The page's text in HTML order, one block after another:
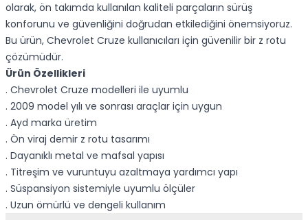
olarak, ön takımda kullanılan kaliteli parçaların sürüş
konforunu ve güvenliğini doğrudan etkilediğini önemsiyoruz.
Bu ürün, Chevrolet Cruze kullanıcıları için güvenilir bir z rotu
çözümüdür.
Ürün Özellikleri
. Chevrolet Cruze modelleri ile uyumlu
. 2009 model yılı ve sonrası araçlar için uygun
. Ayd marka üretim
. Ön viraj demir z rotu tasarımı
. Dayanıklı metal ve mafsal yapısı
. Titreşim ve vuruntuyu azaltmaya yardımcı yapı
. Süspansiyon sistemiyle uyumlu ölçüler
. Uzun ömürlü ve dengeli kullanım